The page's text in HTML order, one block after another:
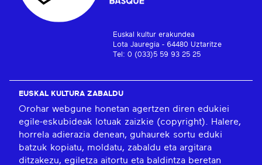
Euskal kultur erakundea
Lota Jauregia - 64480 Uztaritze
Tel: 0 (033)5 59 93 25 25
EUSKAL KULTURA ZABALDU
Orohar webgune honetan agertzen diren edukiei
egile-eskubideak lotuak zaizkie (copyright). Halere,
horrela adierazia denean, guhaurek sortu eduki
batzuk kopiatu, moldatu, zabaldu eta argitara
ditzakezu, egiletza aitortu eta baldintza beretan